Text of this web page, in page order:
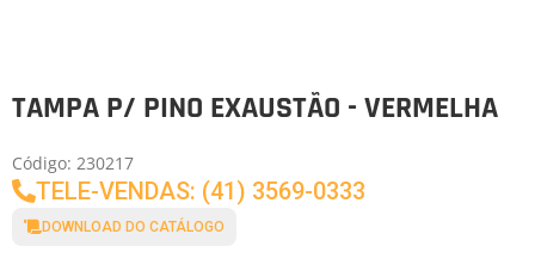
TAMPA P/ PINO EXAUSTÃO - VERMELHA
Código: 230217
TELE-VENDAS: (41) 3569-0333
DOWNLOAD DO CATÁLOGO